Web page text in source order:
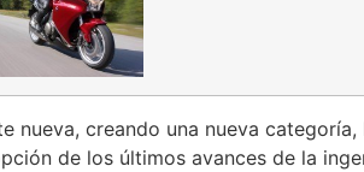
nueva, creando una nueva
de los últimos avances de la